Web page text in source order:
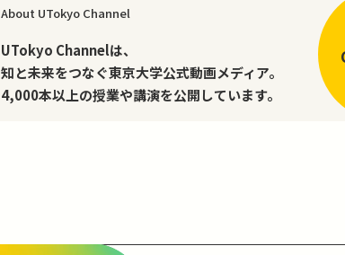
About UTokyo Channel
UTokyo Channelは、
知と未来をつなぐ東京大学公式動画メディア。
4,000本以上の授業や講演を公開しています。